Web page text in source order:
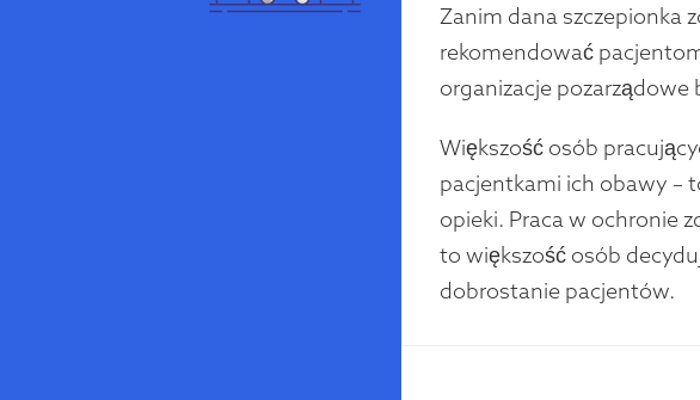
Zanim dana szczepionka
rekomendować
organizacje
Większość osób
pacjentkami ich obawy –
opieki. Praca w ochronie
to większość osób
dobrostanie pacjentów.